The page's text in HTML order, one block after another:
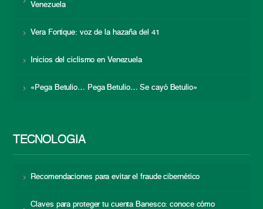
Venezuela
Vera Fortique: voz de la hazaña del 41
Inicios del ciclismo en Venezuela
«Pega Betulio… Pega Betulio… Se cayó Betulio»
TECNOLOGÍA
Recomendaciones para evitar el fraude cibernético
Claves para proteger tu cuenta Banesco: conoce cómo